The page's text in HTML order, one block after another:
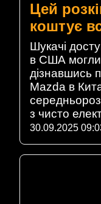
Цей
коштує
Шукачі
в США могли
дізнавшись
Mazda в
з чисто
30.09.2025